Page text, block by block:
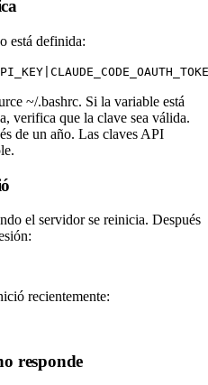
está definida:
~/.bashrc. Si la variable está
verifica que la clave sea válida.
de un año. Las claves API
el servidor se reinicia. Después
recientemente:
responde